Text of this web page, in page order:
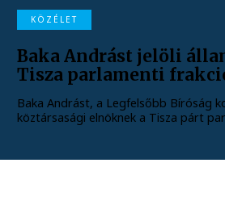
KÖZÉLET
Baka Andrást jelöli
Tisza parlamenti
Baka Andrást, a Legfelsőbb Bíróság
köztársasági elnöknek a Tisza párt